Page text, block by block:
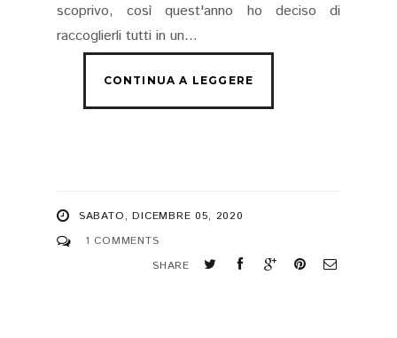
scoprivo, così quest'anno ho deciso di
raccoglierli tutti in un...
SABATO, DICEMBRE 05, 2020
1 COMMENTS
SHARE